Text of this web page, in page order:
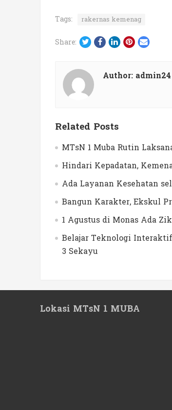
Tags: rakernas kemenag
Share: Twitter
Facebook
LinkedIn
Pinterest
Email
Author: admin24
Related Posts
MTsN 1 Muba Rutin
Hindari Kepadatan,
Ada Layanan Kesehatan
Bangun Karakter, Ekskul
1 Agustus di Monas Ada
Belajar Teknologi
3 Sekayu
Lokasi MTsN 1 MUBA